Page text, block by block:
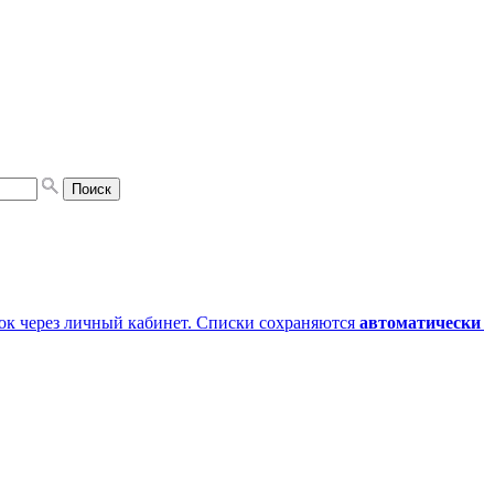
через личный кабинет. Списки сохраняются автоматически